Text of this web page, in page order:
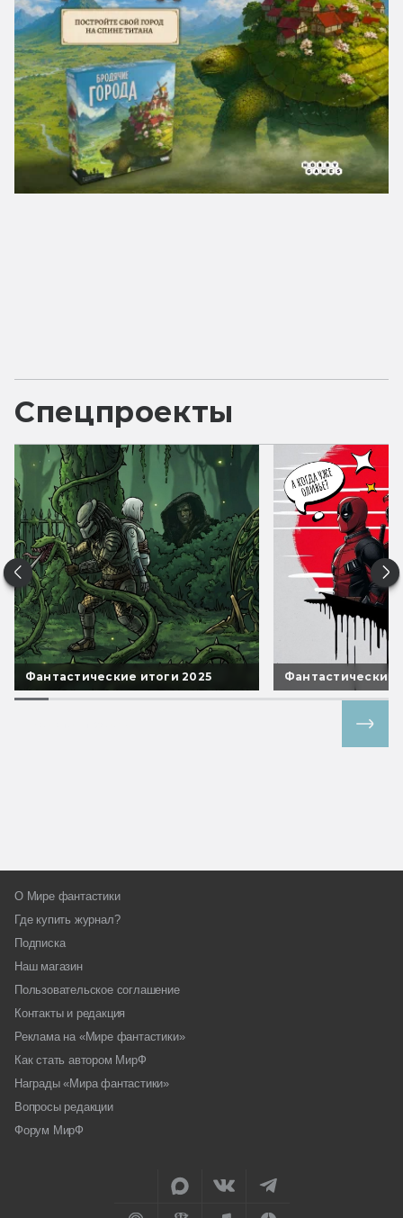
Спецпроекты
Фантастические итоги 2025 Фантастические
О Мире фантастики
Где купить журнал?
Подписка
Наш магазин
Пользовательское соглашение
Контакты и редакция
Реклама на «Мире фантастики»
Как стать автором МирФ
Награды «Мира фантастики»
Вопросы редакции
Форум МирФ